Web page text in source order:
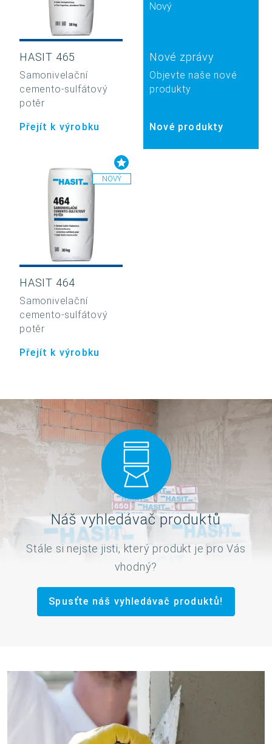
HASIT 465
Samonivelační
cemento-sulfátový
potěr
Přejít k výrobku
Nový
Nové zprávy
Objevte naše nové
produkty
Nové produkty
NOVÝ
HASIT 464
Samonivelační
cemento-sulfátový
potěr
Přejít k výrobku
Náš vyhledávač produktů
Stále si nejste jisti, který produkt je pro Vás
vhodný?
Spusťte náš vyhledávač produktů!